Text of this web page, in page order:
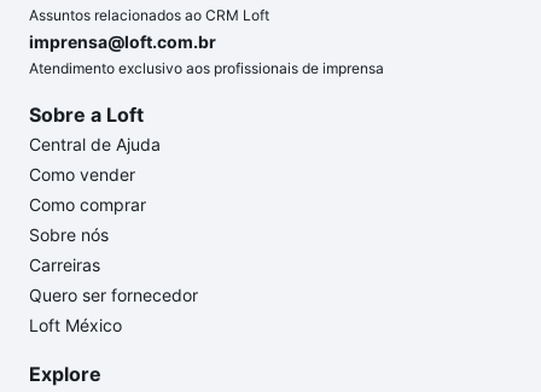
Assuntos relacionados ao CRM Loft
imprensa@loft.com.br
Atendimento exclusivo aos profissionais de imprensa
Sobre a Loft
Central de Ajuda
Como vender
Como comprar
Sobre nós
Carreiras
Quero ser fornecedor
Loft México
Explore